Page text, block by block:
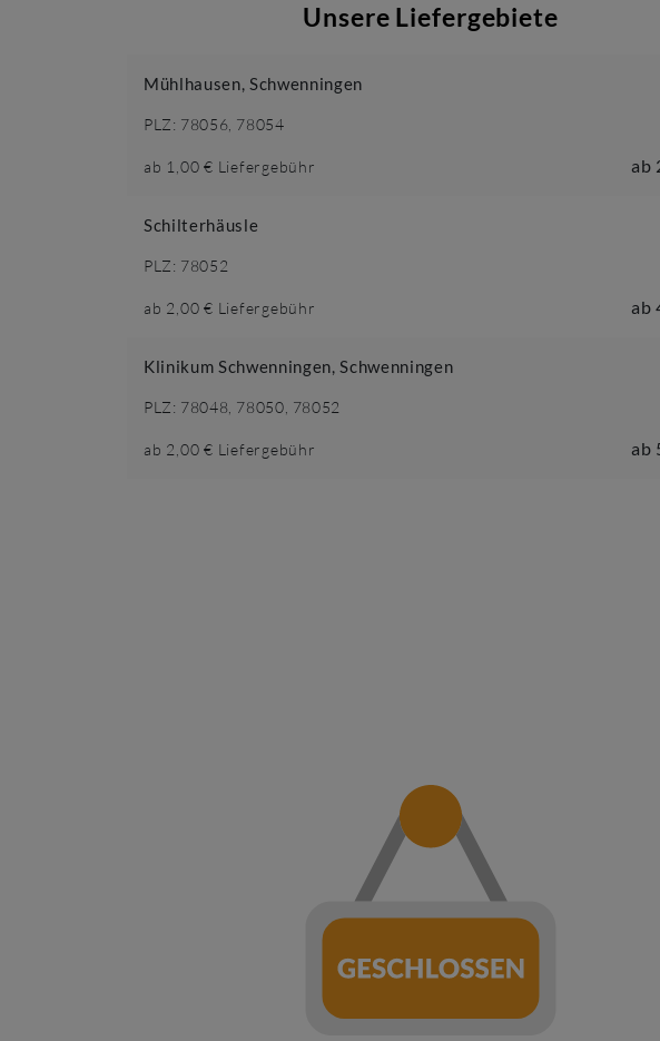
Unsere Liefergebiete
Mühlhausen, Schwenningen
PLZ: 78056, 78054
ab 1,00 € Liefergebühr ab
Schilterhäusle
PLZ: 78052
ab 2,00 € Liefergebühr ab
Klinikum Schwenningen, Schwenningen
PLZ: 78048, 78050, 78052
ab 2,00 € Liefergebühr ab